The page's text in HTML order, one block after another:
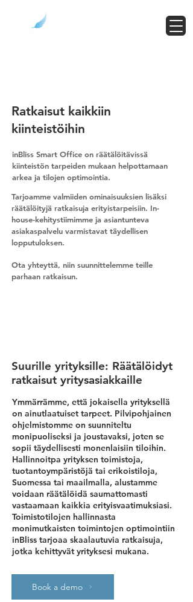
Ratkaisut kaikkiin
kiinteistöihin
inBliss Smart Office on räätälöitävissä
kiinteistön tarpeiden mukaan helpottamaan
arkea ja tilojen optimointia.
Tarjoamme valmiiden ominaisuuksien lisäksi
räätälöityjä ratkaisuja erityistarpeisiin. In-
house-kehitystiimimme ja asiantunteva
asiakaspalvelu varmistavat täydellisen
lopputuloksen.
Ota yhteyttä, niin suunnittelemme teille
parhaan ratkaisun.
Suurille yrityksille: Räätälöidyt
ratkaisut yritysasiakkaille
Ymmärrämme, että jokaisella yrityksellä
on ainutlaatuiset tarpeet. Pilvipohjainen
ohjelmistomme on suunniteltu
monipuoliseksi ja joustavaksi, joten se
sopii täydellisesti monenlaisiin tiloihin.
Hallinnoitpa yrityksen toimistoja,
tuotantoympäristöjä tai erikoistiloja,
Suomessa tai maailmalla, alustamme
voidaan räätälöidä saumattomasti
vastaamaan kaikkia erityisvaatimuksiasi.
Toimistotilojen hallinnasta
monimutkaisten toimintojen optimointiin
inBliss tarjoaa skaalautuvia ratkaisuja,
jotka kehittyvät yrityksesi mukana.
Book a demo